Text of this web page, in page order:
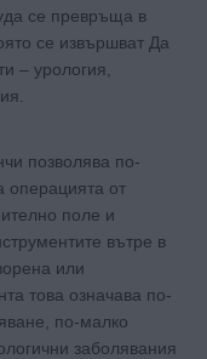
се превръща в
се извършват Да
– урология,
позволява по-
операцията от
поле и
вътре в
или
това означава по-
по-малко
заболявания